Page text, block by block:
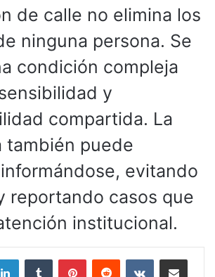
de calle no elimina los
ninguna persona. Se
condición compleja
y
compartida. La
también puede
evitando
reportando casos que
institucional.
LinkedInTumblr PinterestReddit VKontakteCompartir por